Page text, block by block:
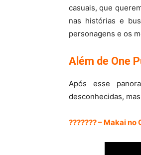
casuais, que
nas histórias e
personagens e os
Além de One
Após esse
desconhecidas,
??????? – Makai no